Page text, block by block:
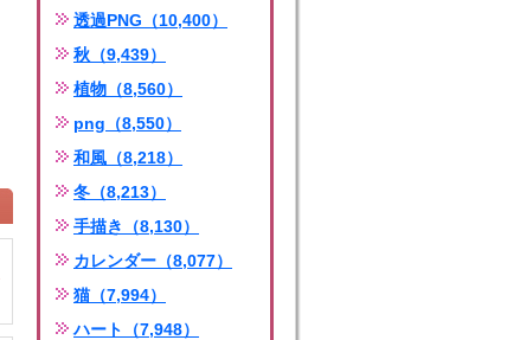
透過PNG（10,400）
秋（9,439）
植物（8,560）
png（8,550）
和風（8,218）
冬（8,213）
手描き（8,130）
カレンダー（8,077）
猫（7,994）
ハート（7,948）